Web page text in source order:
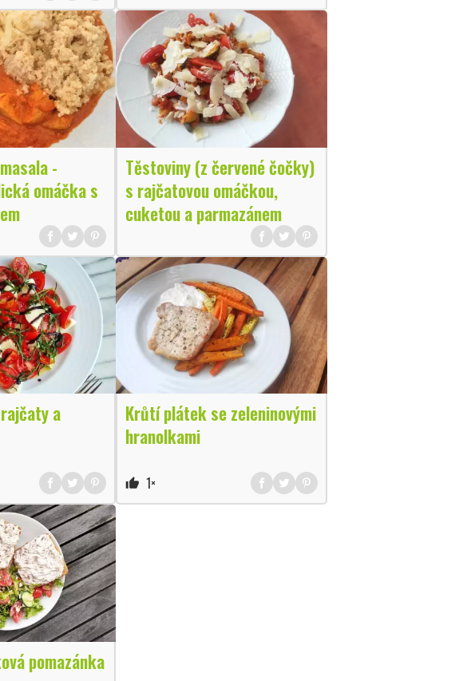
-
omáčka s
Těstoviny (z červené čočky)
s rajčatovou omáčkou,
cuketou a parmazánem
a
Krůtí plátek se zeleninovými
hranolkami
thumb_up 1×
pomazánka